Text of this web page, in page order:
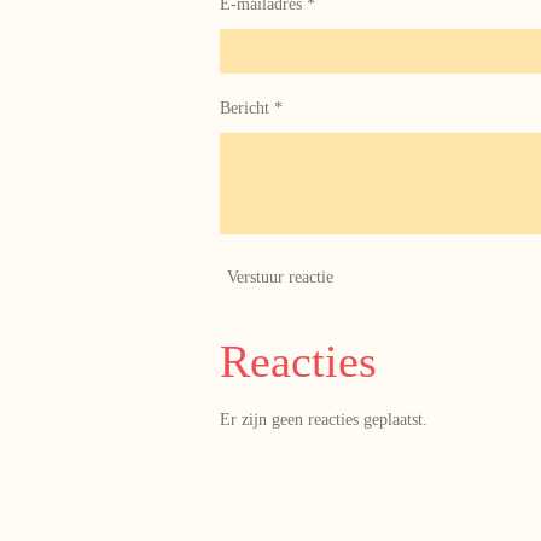
E-mailadres *
Bericht *
Verstuur reactie
Reacties
Er zijn geen reacties geplaatst.